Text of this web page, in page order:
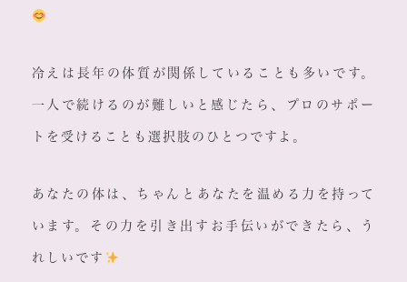
冷えは長年の体質が関係していることも多いです。
一人で続けるのが難しいと感じたら、プロのサポー
トを受けることも選択肢のひとつですよ。
あなたの体は、ちゃんとあなたを温める力を持って
います。その力を引き出すお手伝いができたら、う
れしいです